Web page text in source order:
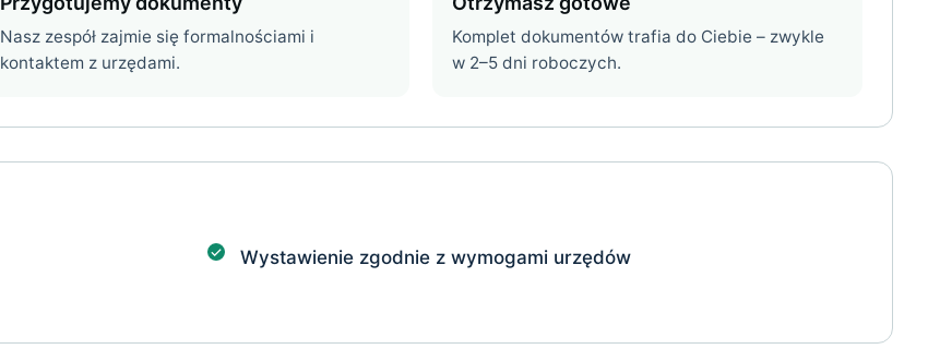
Nasz zespół zajmie się formalnościami i
kontaktem z urzędami.
Komplet dokumentów trafia do Ciebie – zwykle
w 2–5 dni roboczych.
Wystawienie zgodnie z wymogami urzędów